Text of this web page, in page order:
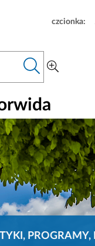
czcionka:
PROGRAMY,